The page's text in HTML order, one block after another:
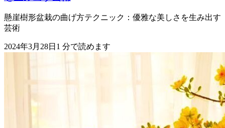
懸崖樹形盆栽の曲げ方テクニック：優雅な美しさを生み出す
芸術
2024年3月28日 1 分で読めます